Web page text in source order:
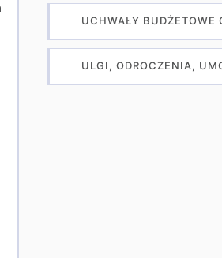
UCHWAŁY BUDŻETOWE
ULGI, ODROCZENIA,